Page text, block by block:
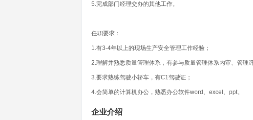
5.完成部门经理交办的其他工作。
任职要求：
1.有3-4年以上的现场生产安全管理工作经验；
2.理解并熟悉质量管理体系，有参与质量管理体系内审、管理
3.要求熟练驾驶小轿车，有C1驾驶证；
4.会简单的计算机办公，熟悉办公软件word、excel、ppt。
企业介绍